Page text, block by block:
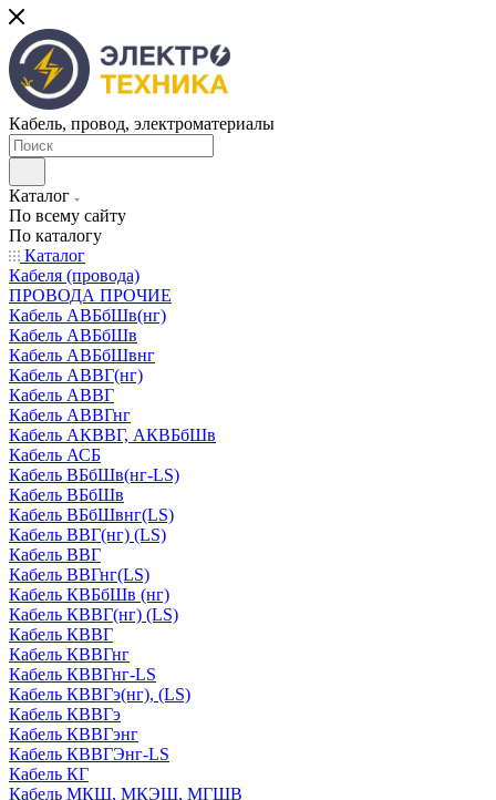
Кабель, провод, электроматериалы
Каталог
По всему сайту
По каталогу
Каталог
Кабеля (провода)
ПРОВОДА ПРОЧИЕ
Кабель АВБбШв(нг)
Кабель АВБбШв
Кабель АВБбШвнг
Кабель АВВГ(нг)
Кабель АВВГ
Кабель АВВГнг
Кабель АКВВГ, АКВБбШв
Кабель АСБ
Кабель ВБбШв(нг-LS)
Кабель ВБбШв
Кабель ВБбШвнг(LS)
Кабель ВВГ(нг) (LS)
Кабель ВВГ
Кабель ВВГнг(LS)
Кабель КВБбШв (нг)
Кабель КВВГ(нг) (LS)
Кабель КВВГ
Кабель КВВГнг
Кабель КВВГнг-LS
Кабель КВВГэ(нг), (LS)
Кабель КВВГэ
Кабель КВВГэнг
Кабель КВВГЭнг-LS
Кабель КГ
Кабель МКШ, МКЭШ, МГШВ